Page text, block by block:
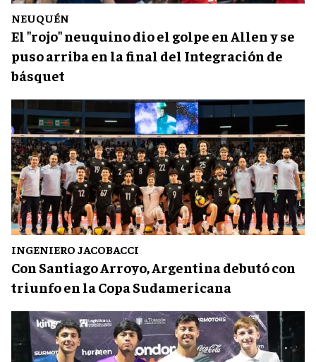
NEUQUÉN
El "rojo" neuquino dio el golpe en Allen y se
puso arriba en la final del Integración de
básquet
INGENIERO JACOBACCI
Con Santiago Arroyo, Argentina debutó con
triunfo en la Copa Sudamericana